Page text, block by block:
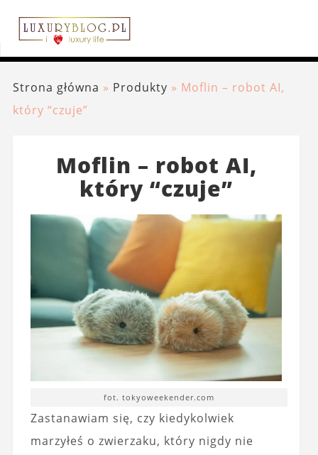
Strona główna » Produkty » Moflin – robot AI,
który “czuje”
Moflin – robot AI,
który “czuje”
fot. tokyoweekender.com
Zastanawiam się, czy kiedykolwiek
marzyłeś o zwierzaku, który nigdy nie